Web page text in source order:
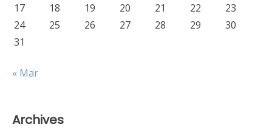
17
18 19 20 21 22
23
24
25 26 27 28 29
30
31
« Mar
Archives